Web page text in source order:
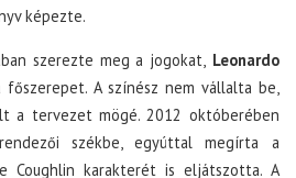
képezte.
szerezte meg a jogokat, Leonardo
főszerepet. A színész nem vállalta be,
a tervezet mögé. 2012 októberében
székbe, egyúttal megírta a
Coughlin karakterét is eljátszotta. A